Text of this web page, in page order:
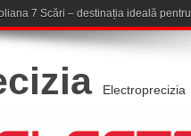
la Komeea Café &
Electroprecizia